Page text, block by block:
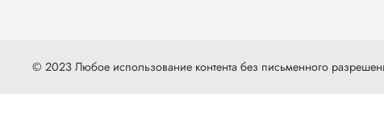
© 2023 Любое использование контента без письменного